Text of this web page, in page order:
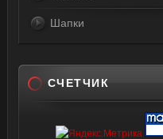
Шапки
СЧЕТЧИК